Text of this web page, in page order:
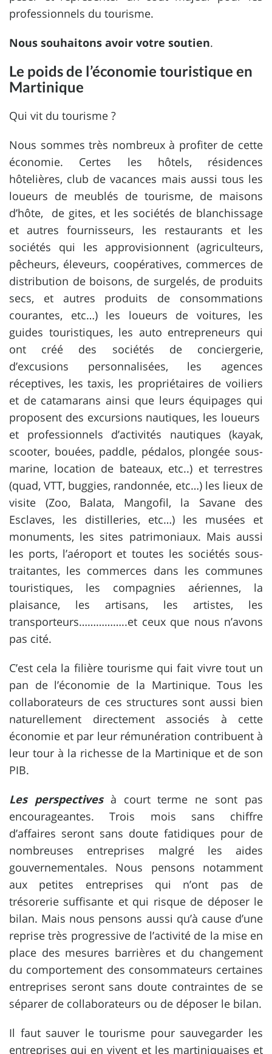
professionnels du tourisme.
Nous souhaitons avoir votre soutien.
Le poids de l’économie touristique en
Martinique
Qui vit du tourisme ?
Nous sommes très nombreux à profiter de cette
économie. Certes les hôtels, résidences
hôtelières, club de vacances mais aussi tous les
loueurs de meublés de tourisme, de maisons
d’hôte, de gites, et les sociétés de blanchissage
et autres fournisseurs, les restaurants et les
sociétés qui les approvisionnent (agriculteurs,
pêcheurs, éleveurs, coopératives, commerces de
distribution de boisons, de surgelés, de produits
secs, et autres produits de consommations
courantes, etc…) les loueurs de voitures, les
guides touristiques, les auto entrepreneurs qui
ont créé des sociétés de conciergerie,
d’excusions personnalisées, les agences
réceptives, les taxis, les propriétaires de voiliers
et de catamarans ainsi que leurs équipages qui
proposent des excursions nautiques, les loueurs
et professionnels d’activités nautiques (kayak,
scooter, bouées, paddle, pédalos, plongée sous-
marine, location de bateaux, etc..) et terrestres
(quad, VTT, buggies, randonnée, etc…) les lieux de
visite (Zoo, Balata, Mangofil, la Savane des
Esclaves, les distilleries, etc…) les musées et
monuments, les sites patrimoniaux. Mais aussi
les ports, l’aéroport et toutes les sociétés sous-
traitantes, les commerces dans les communes
touristiques, les compagnies aériennes, la
plaisance, les artisans, les artistes, les
transporteurs……………..et ceux que nous n’avons
pas cité.
C’est cela la filière tourisme qui fait vivre tout un
pan de l’économie de la Martinique. Tous les
collaborateurs de ces structures sont aussi bien
naturellement directement associés à cette
économie et par leur rémunération contribuent à
leur tour à la richesse de la Martinique et de son
PIB.
Les perspectives à court terme ne sont pas
encourageantes. Trois mois sans chiffre
d’affaires seront sans doute fatidiques pour de
nombreuses entreprises malgré les aides
gouvernementales. Nous pensons notamment
aux petites entreprises qui n’ont pas de
trésorerie suffisante et qui risque de déposer le
bilan. Mais nous pensons aussi qu’à cause d’une
reprise très progressive de l’activité de la mise en
place des mesures barrières et du changement
du comportement des consommateurs certaines
entreprises seront sans doute contraintes de se
séparer de collaborateurs ou de déposer le bilan.
Il faut sauver le tourisme pour sauvegarder les
entreprises qui en vivent et les martiniquaises et